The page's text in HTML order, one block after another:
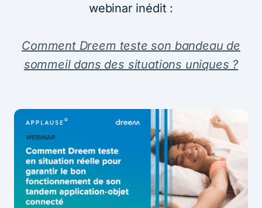
webinar inédit :
Comment Dreem teste son bandeau de
sommeil dans des situations uniques ?